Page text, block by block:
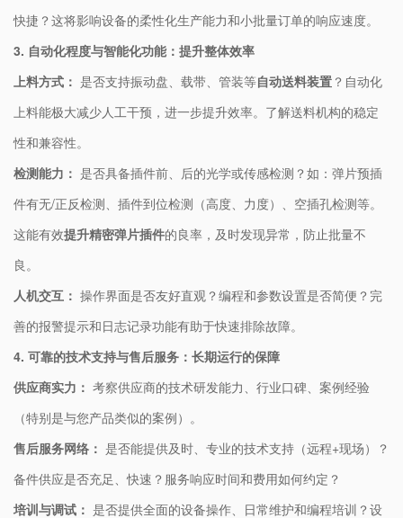
快捷？这将影响设备的柔性化生产能力和小批量订单的响应速度。
​3. 自动化程度与智能化功能：提升整体效率​
​上料方式：​ ​ 是否支持振动盘、载带、管装等​​自动送料装置​ ​？自动化
上料能极大减少人工干预，进一步提升效率。了解送料机构的稳定
性和兼容性。
​检测能力：​ ​ 是否具备插件前、后的光学或传感检测？如：弹片预插
件有无/正反检测、插件到位检测（高度、力度）、空插孔检测等。
这能有效​​提升精密弹片插件​​的良率，及时发现异常，防止批量不
良。
​人机交互：​ ​ 操作界面是否友好直观？编程和参数设置是否简便？完
善的报警提示和日志记录功能有助于快速排除故障。
​4. 可靠的技术支持与售后服务：长期运行的保障​
​供应商实力：​ ​ 考察供应商的技术研发能力、行业口碑、案例经验
（特别是与您产品类似的案例）。
​售后服务网络：​ ​ 是否能提供及时、专业的技术支持（远程+现场）？
备件供应是否充足、快速？服务响应时间和费用如何约定？
​培训与调试：​ ​ 是否提供全面的设备操作、日常维护和编程培训？设